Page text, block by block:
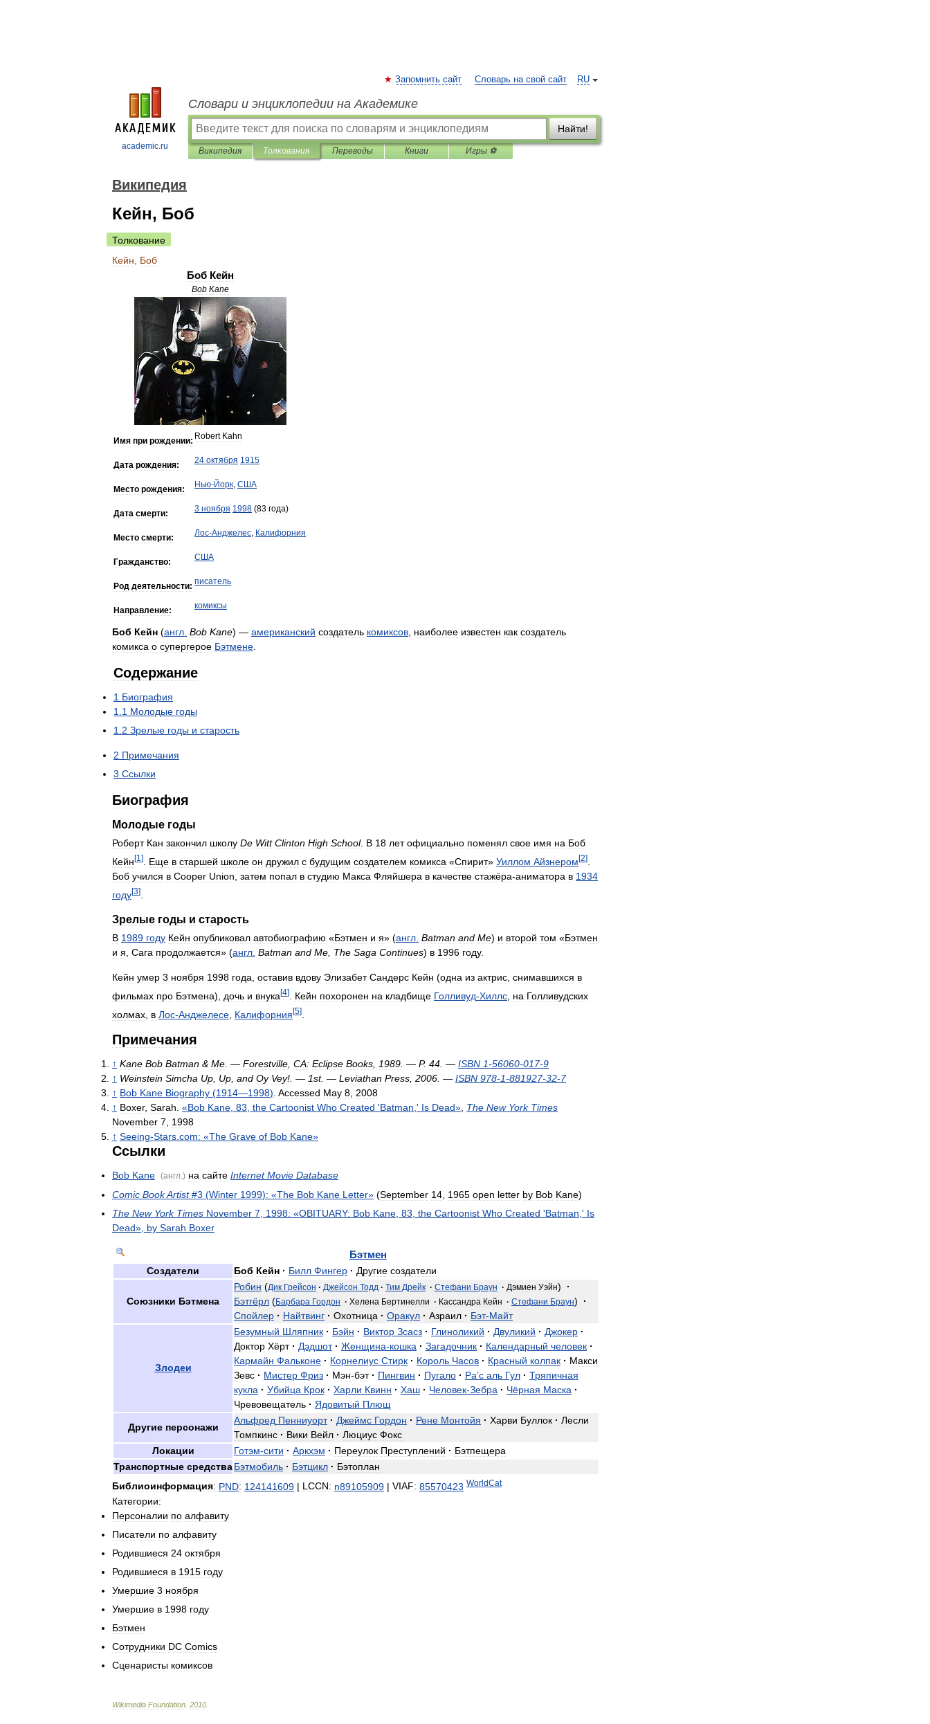
academic.ru
RU
Запомнить сайт Словарь на свой сайт
Словари и энциклопедии на Академике
Найти!
Википедия Толкования Переводы Книги Игры ⚽
Википедия
Кейн, Боб
Толкование
Кейн
Боб
Боб Кейн
Bob Kane
Имя при рождении: Robert Kahn
Дата рождения: 24 октября 1915
Место рождения: Нью-Йорк, США
Дата смерти: 3 ноября 1998 (83 года)
Место смерти: Лос-Анджелес, Калифорния
Гражданство: США
Род деятельности: писатель
Направление: комиксы
Боб Кейн (англ Bob Kane) — американский создатель комиксов наиболее известен как создатель
комикса о супергерое Бэтмене
Содержание
1 Биография
1 1 Молодые годы
1 2 Зрелые годы и старость
2 Примечания
3 Ссылки
Биография
Молодые годы
Роберт Кан закончил школу De Witt Clinton High School. В 18 лет официально поменял свое имя на Боб
Кейн[1 ] Еще в старшей школе он дружил с будущим создателем комикса «Спирит» Уиллом Айзнером[2]
Боб учился в Cooper Union затем попал в студию Макса Фляйшера в качестве стажёра-аниматора в 1934
году[3]
Зрелые годы и старость
В 1989 году Кейн опубликовал автобиографию «Бэтмен и я» (англ. Batman and Me) и второй том «Бэтмен
и я, Сага продолжается» (англ. Batman and Me, The Saga Continues) в 1996 году.
Кейн умер 3 ноября 1998 года, оставив вдову Элизабет Сандерс Кейн (одна из актрис, снимавшихся в
фильмах про Бэтмена), дочь и внука [4] Кейн похоронен на кладбище Голливуд-Хиллс на Голливудских
холмах в Лос-Анджелесе Калифорния[5]
Примечания
↑ Kane Bob Batman & Me . — Forestville CA: Eclipse Books 1989 . — P. 44 . — ISBN 1-56060-017-9
↑ Weinstein Simcha Up Up and Oy Vey!. — 1st. — Leviathan Press 2006 . — ISBN 978-1-881927-32-7
↑ Bob Kane Biography (1914—1998) Accessed May 8 2008
↑ Boxer, Sarah «Bob Kane 83 the Cartoonist Who Created 'Batman ,' Is Dead» The New York Times
November 7
1998
↑ Seeing-Stars com: «The Grave of Bob Kane»
Ссылки
Bob Kane (англ .) на сайте Internet Movie Database
Comic BookArtist#3 (Winter 1999): «The Bob Kane Letter» (September 14 1965 open letter by Bob Kane)
The New York Times November 7 1998: «OBITUARY: Bob Kane 83 the Cartoonist Who Created 'Batman ,' Is
Dead», by Sarah Boxer
Бэтмен
Создатели Боб Кейн · Билл Фингер · Другие создатели
Союзники Бэтмена
Робин (Дик Грейсон · Джейсон Тодд · Тим Дрейк · Стефани Браун · Дэмиен Уэйн)
·
Бэтгёрл (Барбара Гордон · Хелена Бертинелли · Кассандра Кейн · Стефани Браун)
·
Спойлер · Найтвинг · Охотница · Оракул · Азраил · Бэт-Майт
Злодеи
Безумный Шляпник · Бэйн · Виктор Зсасз · Глиноликий · Двуликий · Джокер ·
Доктор Хёрт· Дэдшот· Женщина-кошка · Загадочник · Календарный человек ·
Кармайн Фальконе · Корнелиус Стирк · Король Часов · Красный колпак · Макси
Зевс · Мистер Фриз · Мэн-бэт· Пингвин · Пугало · Ра’с аль Гул · Тряпичная
кукла · Убийца Крок · Харли Квинн · Хаш · Человек-Зебра · Чёрная Маска ·
Чревовещатель · Ядовитый Плющ
Другие персонажи
Альфред Пенниуорт· Джеймс Гордон · Рене Монтойя · Харви Буллок · Лесли
Томпкинс · Вики Вейл · Люциус Фокс
Локации
Готэм-сити · Аркхэм · Переулок Преступлений · Бэтпещера
Транспортные средстваБэтмобиль · Бэтцикл · Бэтоплан
Библиоинформация: PND: 124141609 | LCCN: n89105909 | VIAF: 85570423 WorldCat
Категории:
Персоналии по алфавиту
Писатели по алфавиту
Родившиеся 24 октября
Родившиеся в 1915 году
Умершие 3 ноября
Умершие в 1998 году
Бэтмен
Сотрудники DC Comics
Сценаристы комиксов
Wikimedia Foundation 2010